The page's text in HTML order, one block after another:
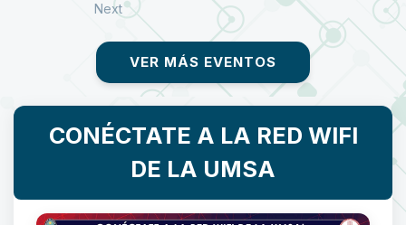
Next
VER MÁS EVENTOS
CONÉCTATE A LA RED WIFI
DE LA UMSA